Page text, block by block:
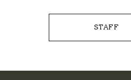
STAFF